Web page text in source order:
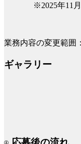
※2025年11
業務内容の変更範囲
ギャラリー